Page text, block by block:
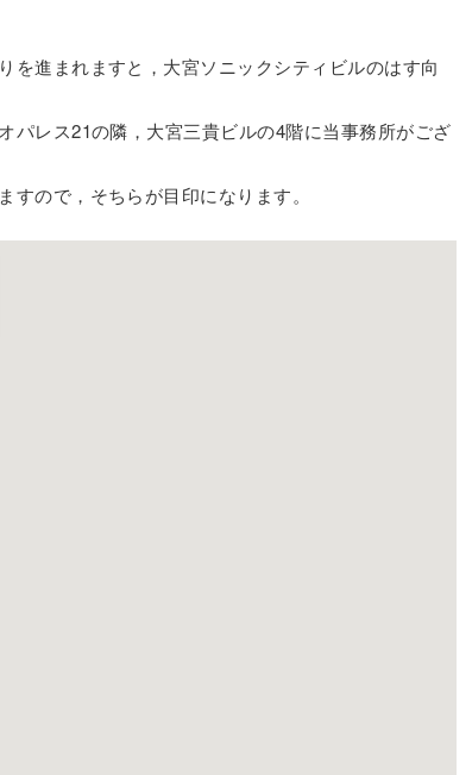
を進まれますと，大宮ソニックシティビルのはす向
パレス21の隣，大宮三貴ビルの4階に当事務所がござ
ので，そちらが目印になります。